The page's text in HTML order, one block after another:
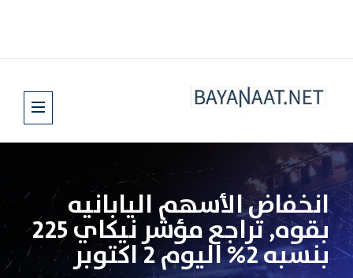
انخفاض الأسهم اليابانيه
بقوه, تراجع مؤشر نيكاي 225
بنسبه 2% اليوم 2 اكتوبر